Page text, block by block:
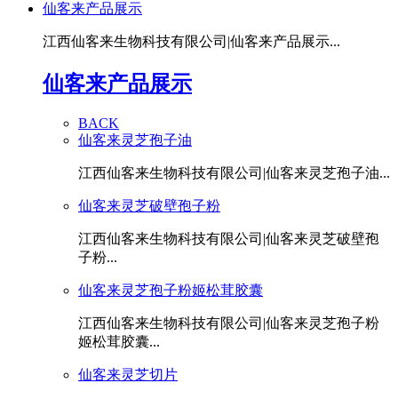
仙客来产品展示
江西仙客来生物科技有限公司|仙客来产品展示...
仙客来产品展示
BACK
仙客来灵芝孢子油
江西仙客来生物科技有限公司|仙客来灵芝孢子油...
仙客来灵芝破壁孢子粉
江西仙客来生物科技有限公司|仙客来灵芝破壁孢
子粉...
仙客来灵芝孢子粉姬松茸胶囊
江西仙客来生物科技有限公司|仙客来灵芝孢子粉
姬松茸胶囊...
仙客来灵芝切片